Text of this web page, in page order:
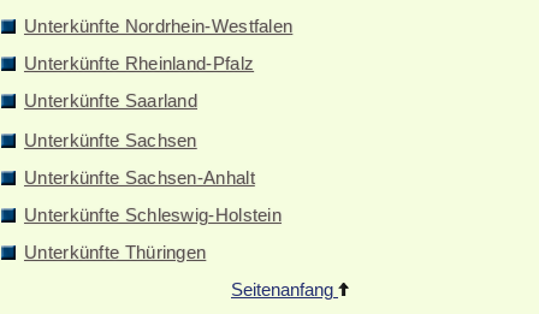
Unterkünfte Nordrhein-Westfalen
Unterkünfte Rheinland-Pfalz
Unterkünfte Saarland
Unterkünfte Sachsen
Unterkünfte Sachsen-Anhalt
Unterkünfte Schleswig-Holstein
Unterkünfte Thüringen
Seitenanfang